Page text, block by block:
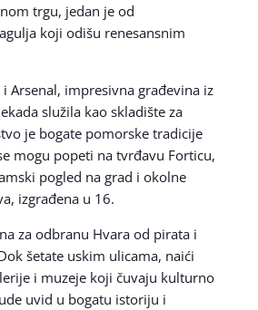
trgu, jedan je od
koji odišu renesansnim
Arsenal, impresivna građevina iz
služila kao skladište za
je bogate pomorske tradicije
mogu popeti na tvrđavu Forticu,
pogled na grad i okolne
izgrađena u 16.
za odbranu Hvara od pirata i
šetate uskim ulicama, naići
i muzeje koji čuvaju kulturno
uvid u bogatu istoriju i